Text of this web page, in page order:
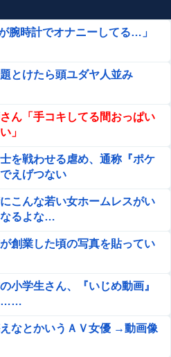
ます！｣感？【ゆき・そらら・
ママ（35歳）なら土下座して
手を切断されてしまう大事故
師が勤めていた病院、新病
隣住民の総スカンを食らっ
生がいかにイージーモードか
うｗｗｗｗｗ
がヤンキーをバンで誘拐する
に
で『びっくり』してしま
”は何ひとつ言えない…」意味
バリーだけは止めとけ！肉を
、見たら…（衝撃動画）
腕時計でオナニーしてる…」
とけたら頭ユダヤ人並み
ん「手コキしてる間おっぱい
」
を戦わせる虐め、通称『ポケ
えげつない
こんな若い女ホームレスがい
るよな…
創業した頃の写真を貼ってい
小学生さん、『いじめ動画』
……
えなとかいうＡＶ女優 →動画像